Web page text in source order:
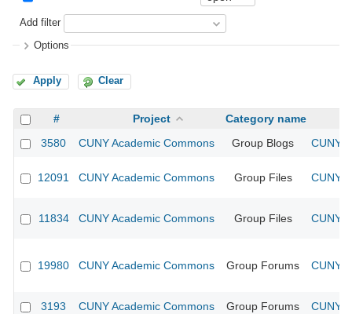
Add filter
Options
Apply Clear
# Project
Category name
3580
CUNY Academic Commons Group Blogs CUNY
12091 CUNY Academic Commons Group Files CUNY
11834 CUNY Academic Commons Group Files CUNY
19980 CUNY Academic Commons Group Forums CUNY
3193 CUNY Academic Commons Group Forums CUNY